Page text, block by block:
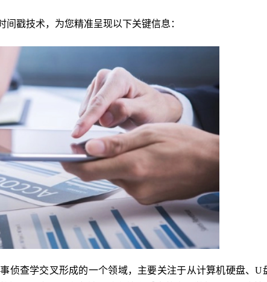
戳技术，为您精准呈现以下关键信息：
侦查学交叉形成的一个领域，主要关注于从计算机硬盘、U